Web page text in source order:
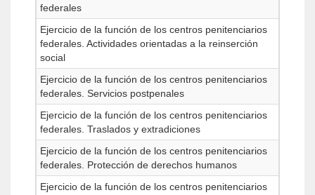
federales
Ejercicio de la función de los centros penitenciarios
federales. Actividades orientadas a la reinserción
social
Ejercicio de la función de los centros penitenciarios
federales. Servicios postpenales
Ejercicio de la función de los centros penitenciarios
federales. Traslados y extradiciones
Ejercicio de la función de los centros penitenciarios
federales. Protección de derechos humanos
Ejercicio de la función de los centros penitenciarios